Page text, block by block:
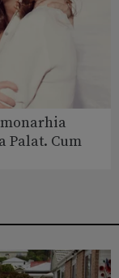
Palat. Cum